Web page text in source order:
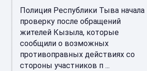
Полиция Республики Тыва начала
проверку после обращений
жителей Кызыла, которые
сообщили о возможных
противоправных действиях со
стороны участников п ...